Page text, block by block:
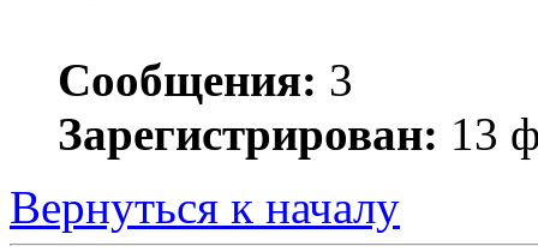
Сообщения: 3
Зарегистрирован: 13
Вернуться к началу